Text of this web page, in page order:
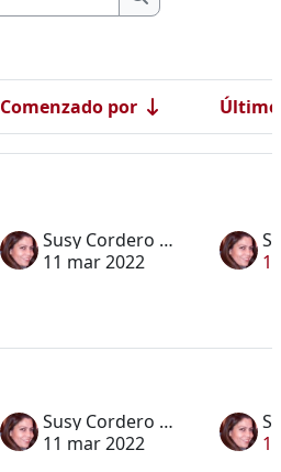
Buscar en foros
Comenzado por
Susy Cordero Dávila
11 mar 2022
Susy Cordero Dávila
11 mar 2022